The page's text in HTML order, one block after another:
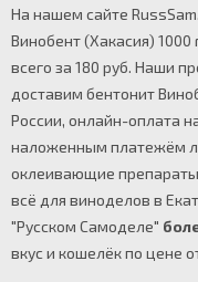
На нашем сайте
Винобент (Хакасия) 1000
всего за 180 руб. Наши
доставим бентонит
России, онлайн-оплата
наложенным платежём
оклеивающие препараты
всё для виноделов в
"Русском Самоделе"
вкус и кошелёк по цене